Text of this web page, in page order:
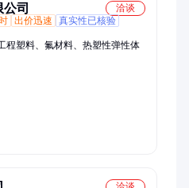
司
洽谈
出价迅速
真实性已核验
程塑料、氟材料、热塑性弹性体